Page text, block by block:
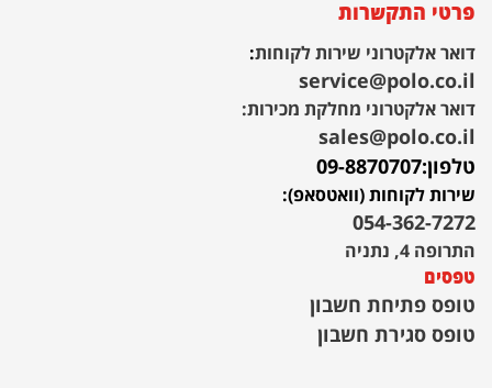
פרטי התקשרות
דואר אלקטרוני שירות לקוחות:
service@polo.co.il
דואר אלקטרוני מחלקת מכירות:
sales@polo.co.il
טלפון:09-8870707
שירות לקוחות (וואטסאפ):
054-362-7272
התרופה 4, נתניה
טפסים
טופס פתיחת חשבון
טופס סגירת חשבון